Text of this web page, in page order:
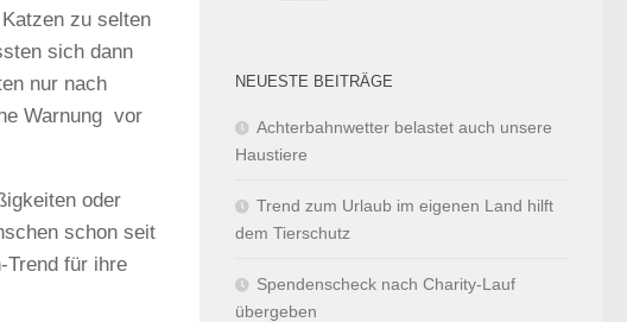
zu selten
sich dann
nur nach
Warnung vor
oder
schon seit
Trend für ihre
NEUESTE BEITRÄGE
Achterbahnwetter belastet auch unsere
Haustiere
Trend zum Urlaub im eigenen Land hilft
dem Tierschutz
Spendenscheck nach Charity-Lauf
übergeben